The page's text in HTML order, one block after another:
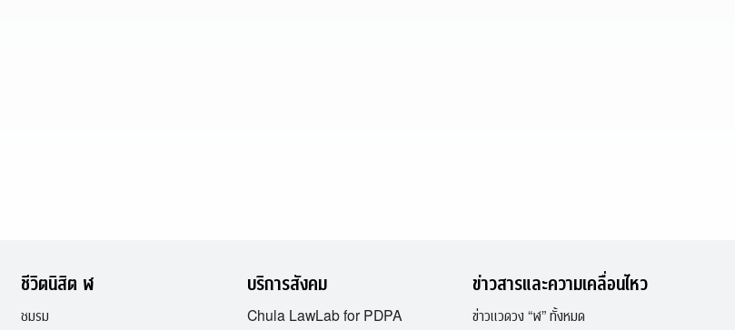
ชีวิตนิสิต ฬ
ชมรม
บริการสังคม
Chula LawLab for PDPA
ข่าวสารและความเคลื่อนไหว
ข่าวแวดวง “ฬ” ทั้งหมด